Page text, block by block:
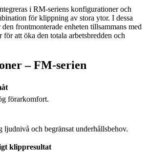
i RM-seriens konfigurationer och
för klippning av stora ytor. I dessa
frontmonterade enheten tillsammans med
för att öka den totala arbetsbredden och
– FM-serien
förarkomfort.
och begränsat underhållsbehov.
klippresultat